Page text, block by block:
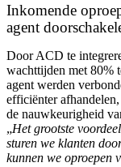
Inkomende
agent
Door ACD te
wachttijden met 80%
agent werden
efficiënter
de nauwkeurigheid
„Het grootste
sturen we klanten
kunnen we oproepen